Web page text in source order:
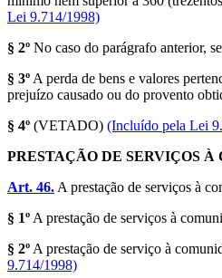
Lei 9.714/1998)
§ 2º No caso do parágrafo anterior,
§ 3º A perda de bens e valores
prejuízo causado ou do provento
§ 4º (VETADO) (Incluído pela Lei
PRESTAÇÃO DE SERVIÇOS
Art. 46. A prestação de serviços à
§ 1º A prestação de serviços à
§ 2º A prestação de serviço à
9.714/1998)